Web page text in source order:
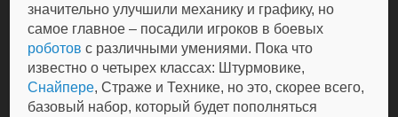
значительно улучшили механику и графику, но
самое главное – посадили игроков в боевых
роботов с различными умениями. Пока что
известно о четырех классах: Штурмовике,
Снайпере, Страже и Технике, но это, скорее всего,
базовый набор, который будет пополняться